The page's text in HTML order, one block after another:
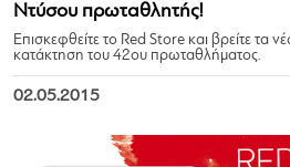
Ντύσου πρωταθλητής!
Επισκεφθείτε το Red Store και βρείτε τα
κατάκτηση του 42ου πρωταθλήματος.
02.05.2015